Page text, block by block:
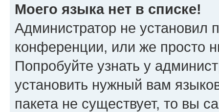
Моего языка нет в списке!
Администратор не установил
конференции, или же просто
Попробуйте узнать у
установить нужный вам
пакета не существует, то вы